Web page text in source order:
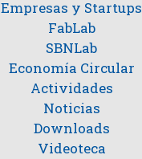
Empresas y Startups
FabLab
SBNLab
Economía Circular
Actividades
Noticias
Downloads
Videoteca